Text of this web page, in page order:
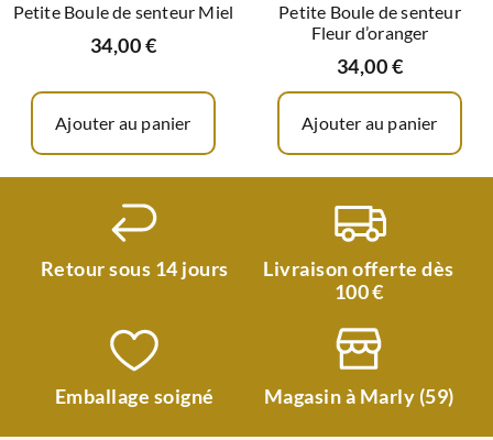
Petite Boule de senteur Miel
34,00€
Ajouter au panier
Petite Boule de senteur
Fleur d’oranger
34,00€
Ajouter au panier
Retour sous 14 jours
Livraison offerte dès
100 €
Emballage soigné Magasin à Marly (59)